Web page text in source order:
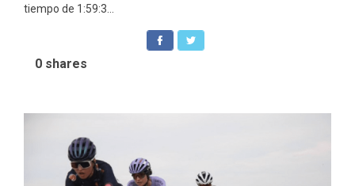
tiempo de 1:59:3...
0 shares